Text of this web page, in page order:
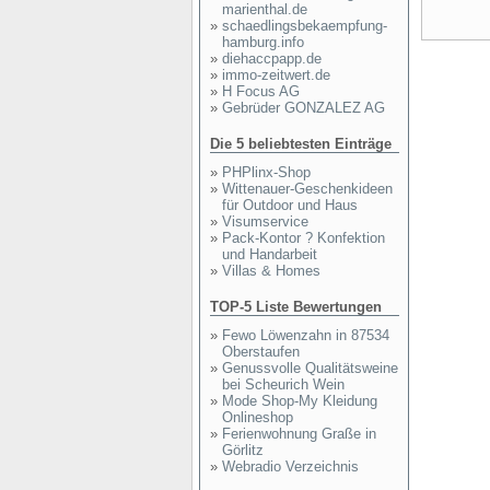
marienthal.de
» schaedlingsbekaempfung-
hamburg.info
» diehaccpapp.de
» immo-zeitwert.de
» H Focus AG
» Gebrüder GONZALEZ AG
Die 5 beliebtesten Einträge
» PHPlinx-Shop
» Wittenauer-Geschenkideen
für Outdoor und Haus
» Visumservice
» Pack-Kontor ? Konfektion
und Handarbeit
» Villas & Homes
TOP-5 Liste Bewertungen
» Fewo Löwenzahn in 87534
Oberstaufen
» Genussvolle Qualitätsweine
bei Scheurich Wein
» Mode Shop-My Kleidung
Onlineshop
» Ferienwohnung Graße in
Görlitz
» Webradio Verzeichnis